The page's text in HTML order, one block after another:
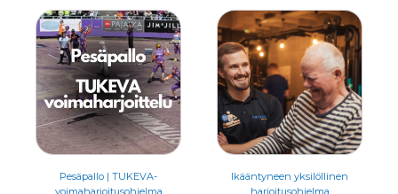
Pesäpallo | TUKEVA-
voimaharjoitusohjelma
Ikääntyneen yksilöllinen
harjoitusohjelma